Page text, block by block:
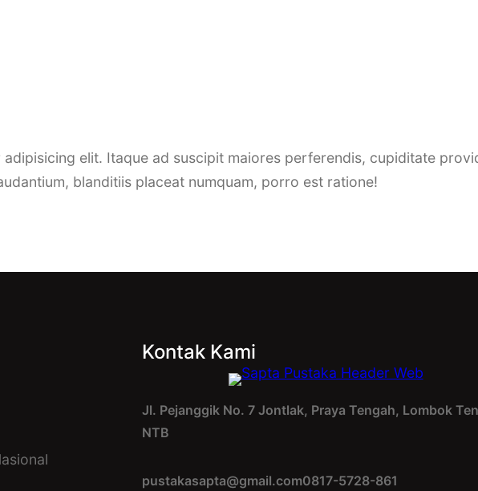
elit. Itaque ad suscipit maiores perferendis, cupiditate
blanditiis placeat numquam, porro est ratione!
Kontak Kami
Jl. Pejanggik No. 7 Jontlak, Praya Tengah, Lombok
NTB
pustakasapta@gmail.com0817-5728-861